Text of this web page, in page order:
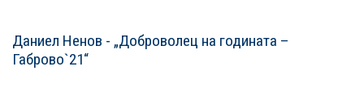
Даниел Ненов - „Доброволец на годината –
Габрово`21“